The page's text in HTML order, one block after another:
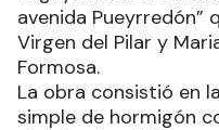
avenida Pueyrredón”
Virgen del Pilar y
Formosa.
La obra consistió en
simple de hormigón